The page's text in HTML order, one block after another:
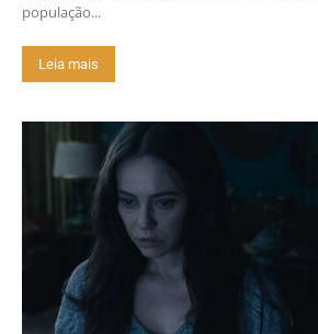
população...
Leia mais